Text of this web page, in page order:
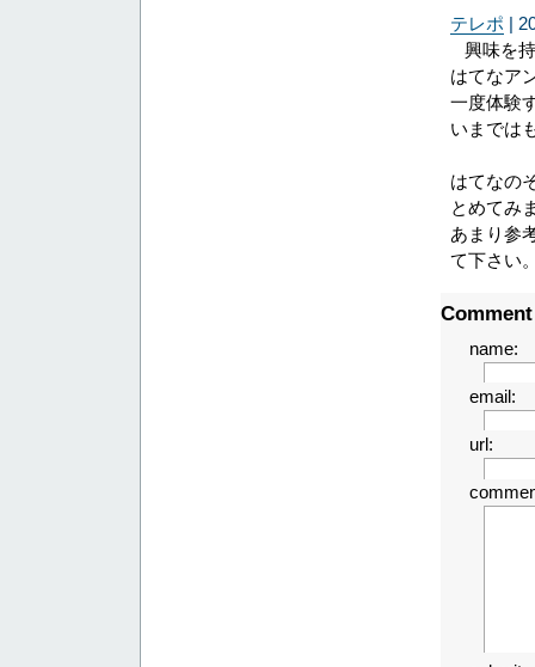
テレポ |
興味を
はてなア
一度体験
いまでは
はてなの
とめてみ
あまり参
て下さい
name:
email:
url: